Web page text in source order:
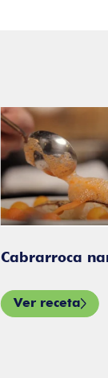
Cabrarroca
Ver receta